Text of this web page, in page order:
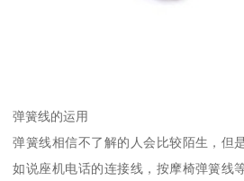
弹簧线的运用
弹簧线相信不了解的人会比较陌生，但
如说座机电话的连接线，按摩椅弹簧线